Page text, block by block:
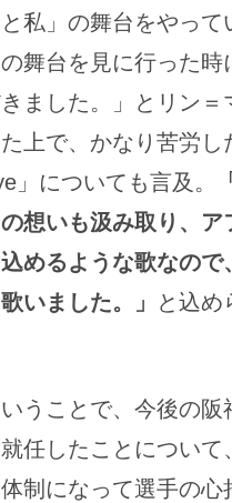
私」の舞台をやっ
舞台を見に行った
ました。」とリン＝
上で、かなり苦労
」についても言及。
想いも汲み取り、
めるような歌なの
いました。」
と込め
うことで、今後の阪
任したことについ
制になって選手の心